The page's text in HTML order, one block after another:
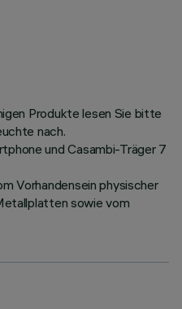
Produkte lesen Sie bitte
nach.
und Casambi-Träger 7
Vorhandensein physischer
sowie vom